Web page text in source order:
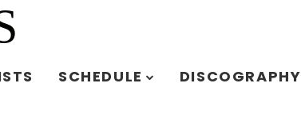
SCHEDULE DISCOGRAPHY